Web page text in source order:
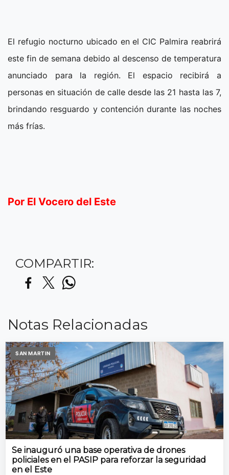
El refugio nocturno ubicado en el CIC Palmira reabrirá
este fin de semana debido al descenso de temperatura
anunciado para la región. El espacio recibirá a
personas en situación de calle desde las 21 hasta las 7,
brindando resguardo y contención durante las noches
más frías.
Por El Vocero del Este
COMPARTIR:
Notas Relacionadas
SAN MARTIN
Se inauguró una base operativa de drones
policiales en el PASIP para reforzar la seguridad
en el Este